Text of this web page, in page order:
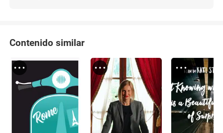
Contenido similar